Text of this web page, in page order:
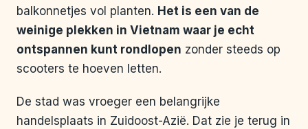
balkonnetjes vol planten. Het is een van de
weinige plekken in Vietnam waar je echt
ontspannen kunt rondlopen zonder steeds op
scooters te hoeven letten.
De stad was vroeger een belangrijke
handelsplaats in Zuidoost-Azië. Dat zie je terug in